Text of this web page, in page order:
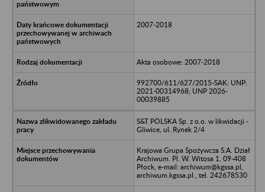
2007-2018
Akta osobowe: 2007-2018
992700/611/627/2015-SAK: UNP:
2021-00314968; UNP 2026-
00039885
S&T POLSKA Sp. z o.o. w likwidacji -
Gliwice, ul. Rynek 2/4
Krajowa Grupa Spożywcza S.A. Dział
Archiwum. Pl. W. Witosa 1, 09-408
Płock, e-mail: archiwum@kgssa.pl,
archiwum.kgssa.pl., tel. 242678530